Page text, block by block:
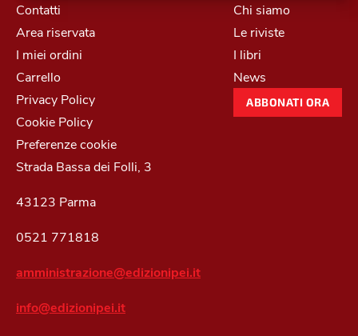
Contatti
Area riservata
I miei ordini
Carrello
Privacy Policy
Cookie Policy
Preferenze cookie
Chi siamo
Le riviste
I libri
News
ABBONATI ORA
Strada Bassa dei Folli, 3
43123 Parma
0521 771818
amministrazione@edizionipei.it
info@edizionipei.it